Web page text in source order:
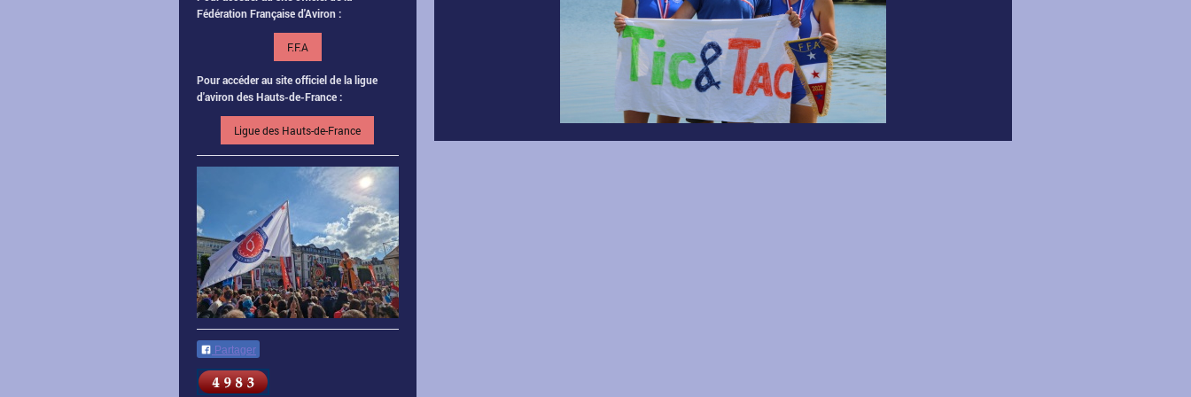
Fédération Française d'Aviron :
F.F.A
Pour accéder au site officiel de la ligue
d'aviron des Hauts-de-France :
Ligue des Hauts-de-France
Partager